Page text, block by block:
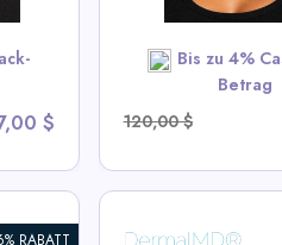
$
Bis zu 4%
Betrag
120,00 $
SHOP
RABATT